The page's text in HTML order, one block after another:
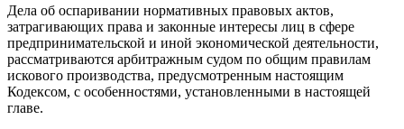
Дела об оспаривании нормативных правовых актов,
затрагивающих права и законные интересы лиц в сфере
предпринимательской и иной экономической деятельности,
рассматриваются арбитражным судом по общим правилам
искового производства, предусмотренным настоящим
Кодексом, с особенностями, установленными в настоящей
главе.